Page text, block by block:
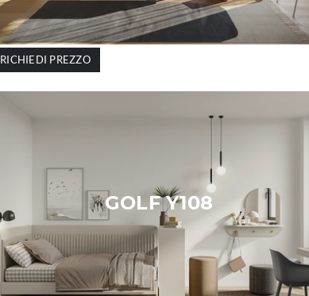
RICHIEDI PREZZO
GOLF Y108